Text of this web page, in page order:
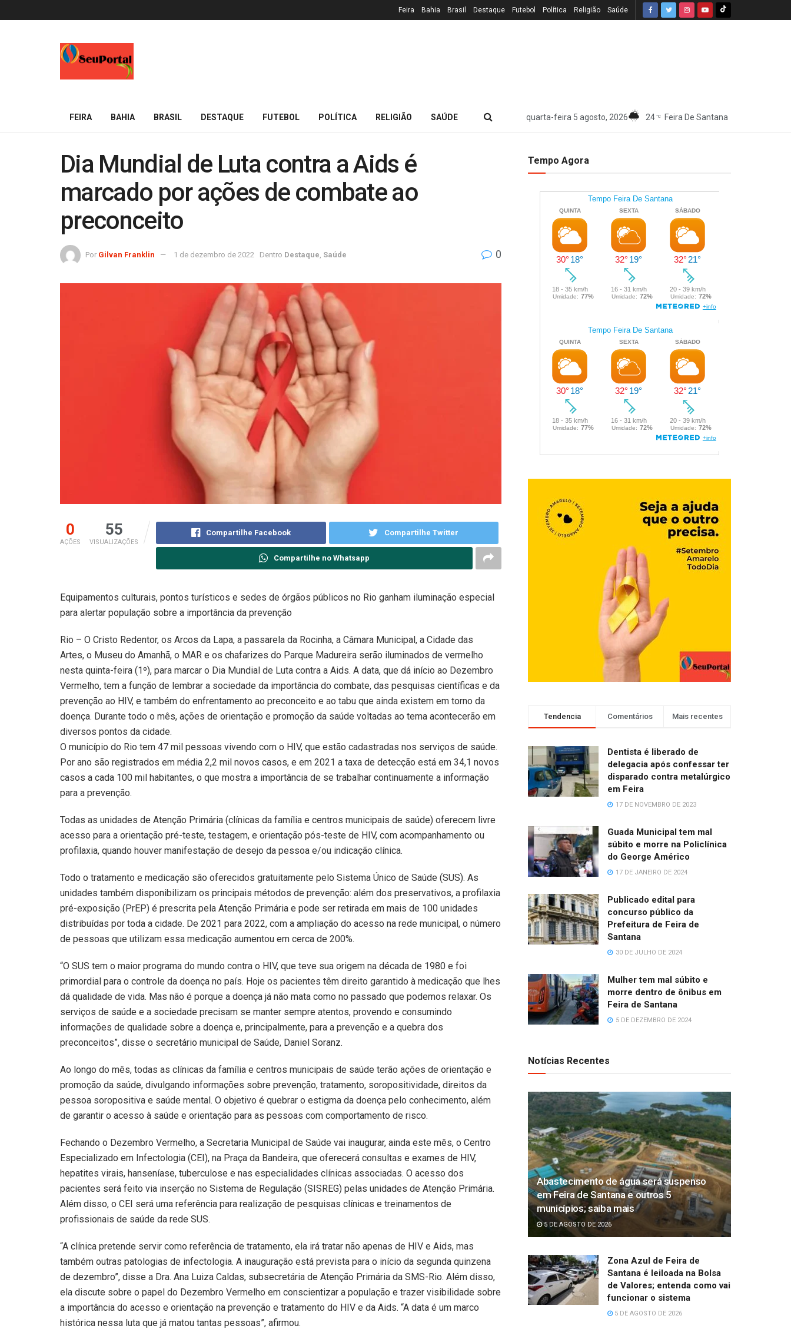
Feira Bahia Brasil Destaque Futebol Política Religião Saúde
FEIRA BAHIA BRASIL DESTAQUE FUTEBOL POLÍTICA RELIGIÃO SAÚDE quarta-feira 5 agosto, 2026 24 °C Feira De Santana
Dia Mundial de Luta contra a Aids é
marcado por ações de combate ao
preconceito
Por Gilvan Franklin 1 de dezembro de 2022 Dentro Destaque Saúde 0
0
AÇÕES
55
VISUALIZAÇÕES
Compartilhe Facebook Compartilhe Twitter
Compartilhe no Whatsapp
Equipamentos culturais, pontos turísticos e sedes de órgãos públicos no Rio ganham iluminação especial
para alertar população sobre a importância da prevenção
Rio – O Cristo Redentor, os Arcos da Lapa, a passarela da Rocinha, a Câmara Municipal, a Cidade das
Artes, o Museu do Amanhã, o MAR e os chafarizes do Parque Madureira serão iluminados de vermelho
nesta quinta-feira (1º), para marcar o Dia Mundial de Luta contra a Aids. A data, que dá início ao Dezembro
Vermelho, tem a função de lembrar a sociedade da importância do combate, das pesquisas científicas e da
prevenção ao HIV, e também do enfrentamento ao preconceito e ao tabu que ainda existem em torno da
doença. Durante todo o mês, ações de orientação e promoção da saúde voltadas ao tema acontecerão em
diversos pontos da cidade.
O município do Rio tem 47 mil pessoas vivendo com o HIV, que estão cadastradas nos serviços de saúde.
Por ano são registrados em média 2,2 mil novos casos, e em 2021 a taxa de detecção está em 34,1 novos
casos a cada 100 mil habitantes, o que mostra a importância de se trabalhar continuamente a informação
para a prevenção.
Todas as unidades de Atenção Primária (clínicas da família e centros municipais de saúde) oferecem livre
acesso para a orientação pré-teste, testagem, e orientação pós-teste de HIV, com acompanhamento ou
profilaxia, quando houver manifestação de desejo da pessoa e/ou indicação clínica.
Todo o tratamento e medicação são oferecidos gratuitamente pelo Sistema Único de Saúde (SUS). As
unidades também disponibilizam os principais métodos de prevenção: além dos preservativos, a profilaxia
pré-exposição (PrEP) é prescrita pela Atenção Primária e pode ser retirada em mais de 100 unidades
distribuídas por toda a cidade. De 2021 para 2022, com a ampliação do acesso na rede municipal, o número
de pessoas que utilizam essa medicação aumentou em cerca de 200%.
“O SUS tem o maior programa do mundo contra o HIV, que teve sua origem na década de 1980 e foi
primordial para o controle da doença no país. Hoje os pacientes têm direito garantido à medicação que lhes
dá qualidade de vida. Mas não é porque a doença já não mata como no passado que podemos relaxar. Os
serviços de saúde e a sociedade precisam se manter sempre atentos, provendo e consumindo
informações de qualidade sobre a doença e, principalmente, para a prevenção e a quebra dos
preconceitos”, disse o secretário municipal de Saúde, Daniel Soranz.
Ao longo do mês, todas as clínicas da família e centros municipais de saúde terão ações de orientação e
promoção da saúde, divulgando informações sobre prevenção, tratamento, soropositividade, direitos da
pessoa soropositiva e saúde mental. O objetivo é quebrar o estigma da doença pelo conhecimento, além
de garantir o acesso à saúde e orientação para as pessoas com comportamento de risco.
Fechando o Dezembro Vermelho, a Secretaria Municipal de Saúde vai inaugurar, ainda este mês, o Centro
Especializado em Infectologia (CEI), na Praça da Bandeira, que oferecerá consultas e exames de HIV,
hepatites virais, hanseníase, tuberculose e nas especialidades clínicas associadas. O acesso dos
pacientes será feito via inserção no Sistema de Regulação (SISREG) pelas unidades de Atenção Primária.
Além disso, o CEI será uma referência para realização de pesquisas clínicas e treinamentos de
profissionais de saúde da rede SUS.
“A clínica pretende servir como referência de tratamento, ela irá tratar não apenas de HIV e Aids, mas
também outras patologias de infectologia. A inauguração está prevista para o início da segunda quinzena
de dezembro”, disse a Dra. Ana Luiza Caldas, subsecretária de Atenção Primária da SMS-Rio. Além disso,
ela discute sobre o papel do Dezembro Vermelho em conscientizar a população e trazer visibilidade sobre
a importância do acesso e orientação na prevenção e tratamento do HIV e da Aids. “A data é um marco
histórica nessa luta que já matou tantas pessoas”, afirmou.
Tempo Agora
Tendencia Comentários Mais recentes
Dentista é liberado de
delegacia após confessar ter
disparado contra metalúrgico
em Feira
17 DE NOVEMBRO DE 2023
Guada Municipal tem mal
súbito e morre na Policlínica
do George Américo
17 DE JANEIRO DE 2024
Publicado edital para
concurso público da
Prefeitura de Feira de
Santana
30 DE JULHO DE 2024
Mulher tem mal súbito e
morre dentro de ônibus em
Feira de Santana
5 DE DEZEMBRO DE 2024
Notícias Recentes
Abastecimento de água será suspenso
em Feira de Santana e outros 5
municípios; saiba mais
5 DE AGOSTO DE 2026
Zona Azul de Feira de
Santana é leiloada na Bolsa
de Valores; entenda como vai
funcionar o sistema
5 DE AGOSTO DE 2026